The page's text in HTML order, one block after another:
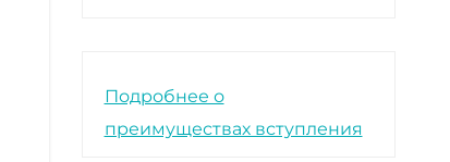
Подробнее о
преимуществах вступления